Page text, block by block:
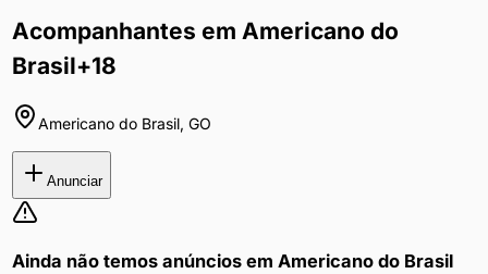
Acompanhantes em Americano do
Brasil+18
Americano do Brasil, GO
Anunciar
Ainda não temos anúncios em Americano do Brasil